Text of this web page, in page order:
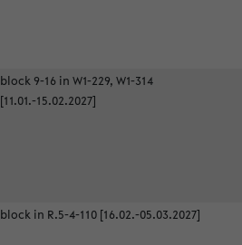
block 9-16 in W1-229, W1-314
[11.01.-15.02.2027]
block in R.5-4-110 [16.02.-05.03.2027]